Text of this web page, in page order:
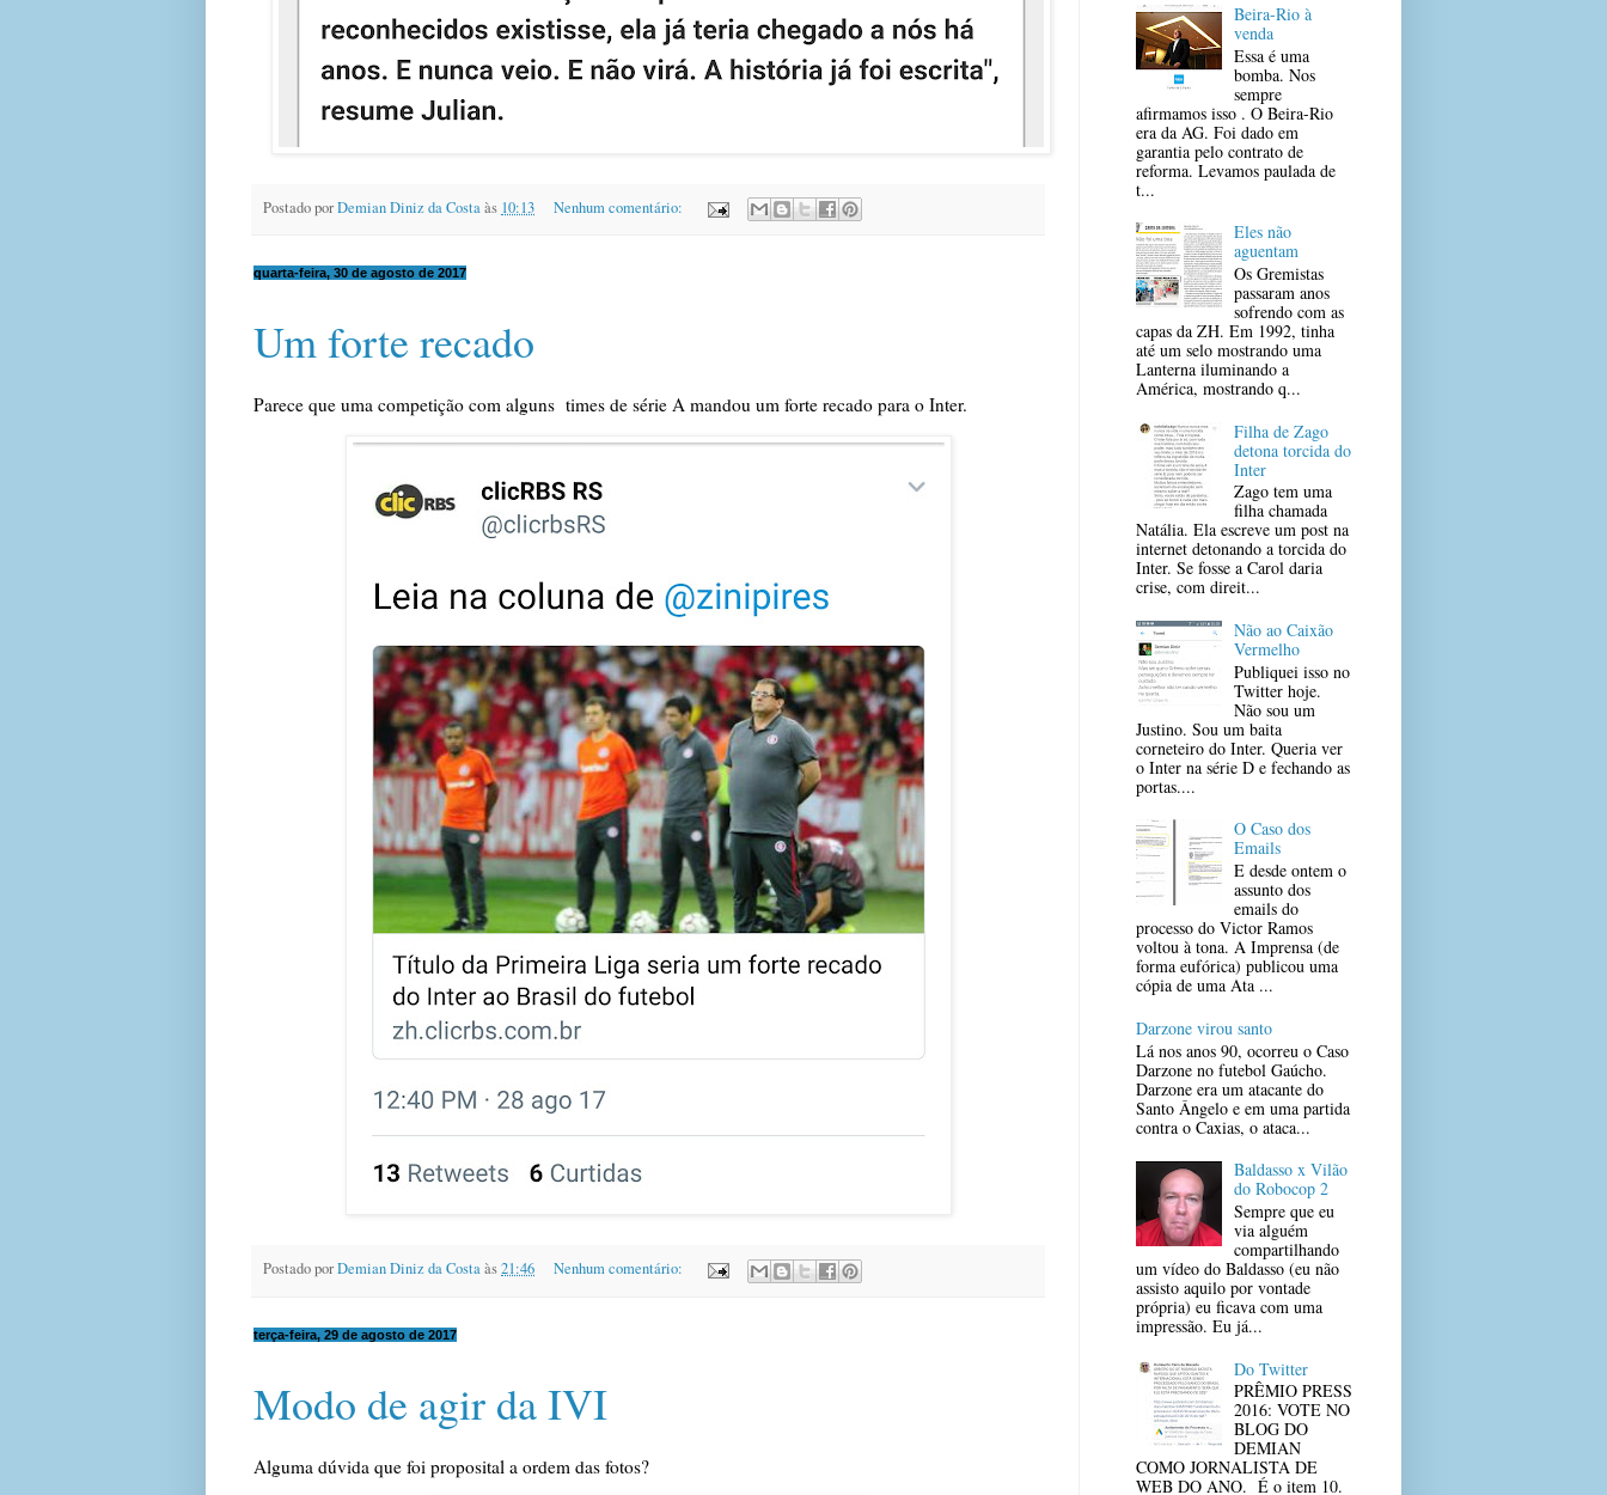
Postado porDemian Diniz da Costaàs 10:13 Nenhum comentário:
quarta-feira, 30 de agosto de 2017
Um forte recado
Parece que uma competição com alguns times de série A mandou um forte recado para o Inter.
Postado porDemian Diniz da Costaàs21:46 Nenhum comentário:
terça-feira, 29 de agosto de 2017
Modo de agir da IVI
Alguma dúvida que foi proposital a ordem das fotos?
Beira-Rio à
venda
Essa é uma
bomba. Nos
sempre
afirmamos isso . O Beira-Rio
era da AG. Foi dado em
garantia pelo contrato de
reforma. Levamos paulada de
t...
Eles não
aguentam
Os Gremistas
passaram anos
sofrendo com as
capas da ZH. Em 1992, tinha
até um selo mostrando uma
Lanterna iluminando a
América, mostrando q...
Filha de Zago
detona torcida do
Inter
Zago tem uma
filha chamada
Natália. Ela escreve um post na
internet detonando a torcida do
Inter. Se fosse a Carol daria
crise, com direit...
Não ao Caixão
Vermelho
Publiquei isso no
Twitter hoje.
Não sou um
Justino. Sou um baita
corneteiro do Inter. Queria ver
o Inter na série D e fechando as
portas....
O Caso dos
Emails
E desde ontem o
assunto dos
emails do
processo do Victor Ramos
voltou à tona. A Imprensa (de
forma eufórica) publicou uma
cópia de uma Ata ...
Darzone virou santo
Lá nos anos 90, ocorreu o Caso
Darzone no futebol Gaúcho.
Darzone era um atacante do
Santo Ângelo e em uma partida
contra o Caxias, o ataca...
Baldasso x Vilão
do Robocop 2
Sempre que eu
via alguém
compartilhando
um vídeo do Baldasso (eu não
assisto aquilo por vontade
própria) eu ficava com uma
impressão. Eu já...
Do Twitter
PRÊMIO PRESS
2016: VOTE NO
BLOG DO
DEMIAN
COMO JORNALISTA DE
WEB DO ANO. É o item 10.